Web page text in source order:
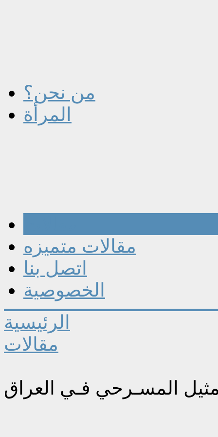
من نحن؟
المرأة
مقالات متميزه
اتصل بنا
الخصوصية
الرئيسية
مقالات
المسـرحي فـي العراق